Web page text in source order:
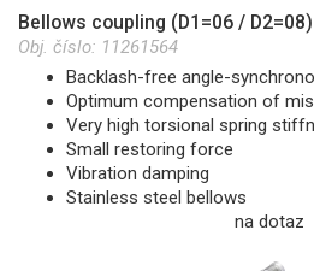
Bellows coupling (D1=06 / D2=08)
Obj. číslo: 11261564
Backlash-free angle-
Optimum compensation of
Very high torsional spring
Small restoring force
Vibration damping
Stainless steel bellows
na dotaz